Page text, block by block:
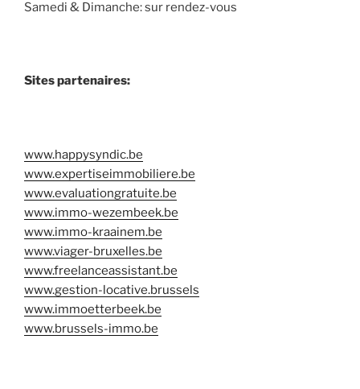
Samedi & Dimanche: sur rendez-vous
Sites partenaires:
www.happysyndic.be
www.expertiseimmobiliere.be
www.evaluationgratuite.be
www.immo-wezembeek.be
www.immo-kraainem.be
www.viager-bruxelles.be
www.freelanceassistant.be
www.gestion-locative.brussels
www.immoetterbeek.be
www.brussels-immo.be